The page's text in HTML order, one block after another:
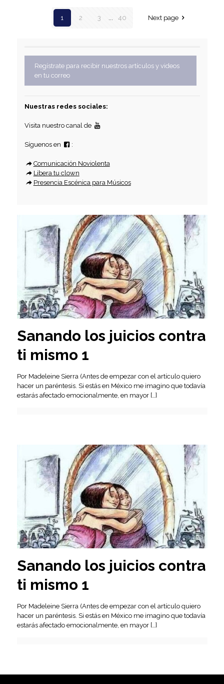
1 2 3 40 Next page
Regístrate para recibir nuestros artículos y videos
en tu correo
Nuestras redes sociales:
Visita nuestro canal de
Síguenos en :
Comunicación Noviolenta
Libera tu clown
Presencia Escénica para Músicos
Sanando los juicios contra
ti mismo 1
Por Madeleine Sierra (Antes de empezar con el artículo quiero
hacer un paréntesis. Si estás en México me imagino que todavía
estarás afectado emocionalmente, en mayor[…]
Sanando los juicios contra
ti mismo 1
Por Madeleine Sierra (Antes de empezar con el artículo quiero
hacer un paréntesis. Si estás en México me imagino que todavía
estarás afectado emocionalmente, en mayor[…]